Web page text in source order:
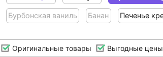
Бурбонская ваниль Банан Печенье
Оригинальные товары Выгодные цены